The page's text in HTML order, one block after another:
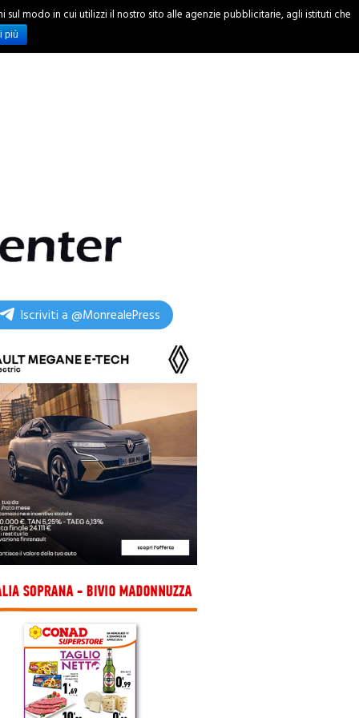
INCHIESTE
Iscriviti a @MonrealePress
modo in cui utilizzi il nostro sito alle agenzie pubblicitarie, agli istituti che
più